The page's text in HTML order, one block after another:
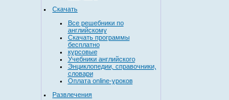
Скачать
Все решебники по
английскому
Скачать программы
бесплатно
курсовые
Учебники английского
Энциклопедии, справочники,
словари
Оплата online-уроков
Развлечения